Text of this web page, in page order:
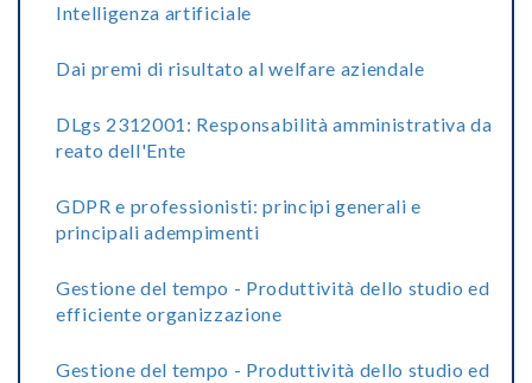
Intelligenza artificiale
Dai premi di risultato al welfare aziendale
DLgs 2312001: Responsabilità amministrativa da
reato dell'Ente
GDPR e professionisti: principi generali e
principali adempimenti
Gestione del tempo - Produttività dello studio ed
efficiente organizzazione
Gestione del tempo - Produttività dello studio ed